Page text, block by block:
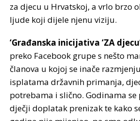
za djecu u Hrvatskoj, a vrlo brzo
ljude koji dijele njenu viziju.
‘Građanska inicijativa ‘ZA
preko Facebook grupe s nešto
članova u kojoj se inače
isplatama državnih primanja,
potrebama i slično. Godinama se
dječji doplatak prenizak te kako